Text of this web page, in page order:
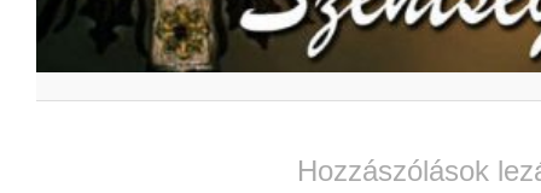
Hozzászólások